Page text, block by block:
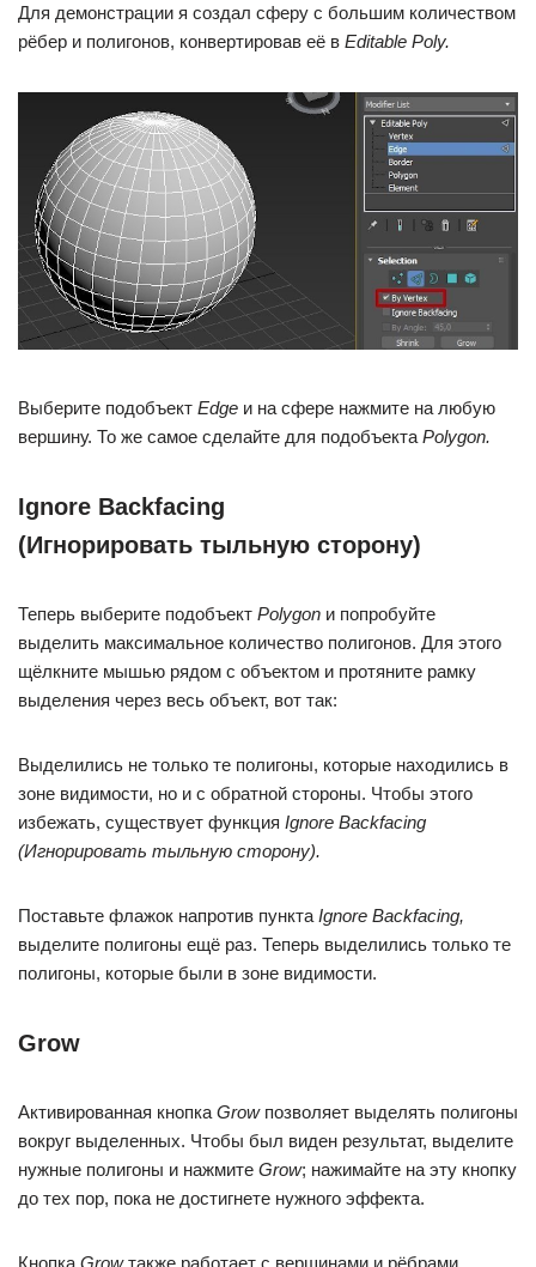
Для демонстрации я создал сферу с большим количеством
рёбер и полигонов, конвертировав её в Editable Poly.
Выберите подобъект Edge и на сфере нажмите на любую
вершину. То же самое сделайте для подобъекта Polygon.
Ignore Backfacing
(Игнорировать тыльную сторону)
Теперь выберите подобъект Polygon и попробуйте
выделить максимальное количество полигонов. Для этого
щёлкните мышью рядом с объектом и протяните рамку
выделения через весь объект, вот так:
Выделились не только те полигоны, которые находились в
зоне видимости, но и с обратной стороны. Чтобы этого
избежать, существует функция Ignore Backfacing
(Игнорировать тыльную сторону).
Поставьте флажок напротив пункта Ignore Backfacing,
выделите полигоны ещё раз. Теперь выделились только те
полигоны, которые были в зоне видимости.
Grow
Активированная кнопка Growпозволяет выделять полигоны
вокруг выделенных. Чтобы был виден результат, выделите
нужные полигоны и нажмите Grow; нажимайте на эту кнопку
до тех пор, пока не достигнете нужного эффекта.
Кнопка Growтакже работает с вершинами и рёбрами.